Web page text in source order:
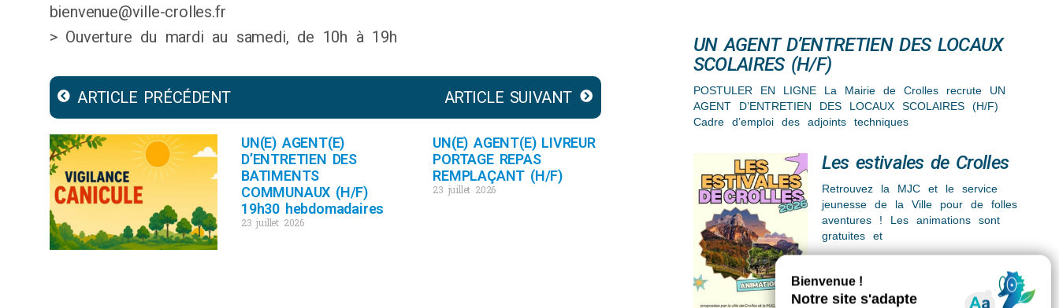
bienvenue@ville-crolles.fr
> Ouverture du mardi au samedi, de 10h à 19h
ARTICLE PRÉCÉDENT ARTICLE SUIVANT
UN(E) AGENT(E)
D’ENTRETIEN DES
BATIMENTS
COMMUNAUX (H/F)
19h30 hebdomadaires
23 juillet 2026
UN(E) AGENT(E) LIVREUR
PORTAGE REPAS
REMPLAÇANT (H/F)
23 juillet 2026
UN AGENT D’ENTRETIEN DES LOCAUX
SCOLAIRES (H/F)
POSTULER EN LIGNE La Mairie de Crolles recrute UN
AGENT D’ENTRETIEN DES LOCAUX SCOLAIRES (H/F)
Cadre d’emploi des adjoints techniques
Les estivales de Crolles
Retrouvez la MJC et le service
jeunesse de la Ville pour de folles
aventures ! Les animations sont
gratuites et